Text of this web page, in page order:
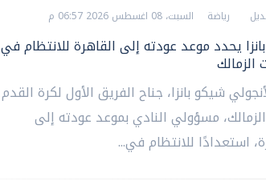
رياضة السبت، 08 اغسطس 2026 06:57 م
يحدد موعد عودته إلى القاهرة للانتظام في
الزمالك
شيكو بانزا، جناح الفريق الأول لكرة القدم
مسؤولي النادي بموعد عودته إلى
استعدادًا للانتظام في...